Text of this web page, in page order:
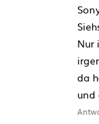
Nur
da
und